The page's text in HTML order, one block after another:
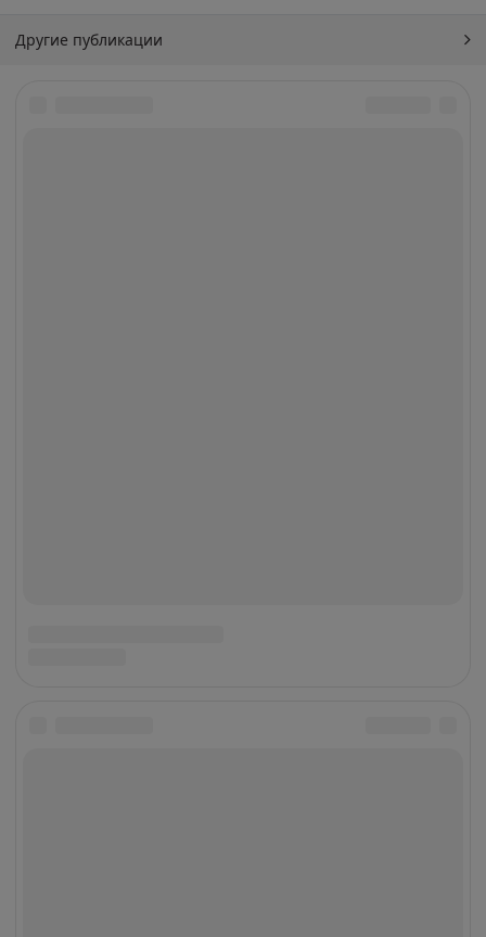
Другие публикации